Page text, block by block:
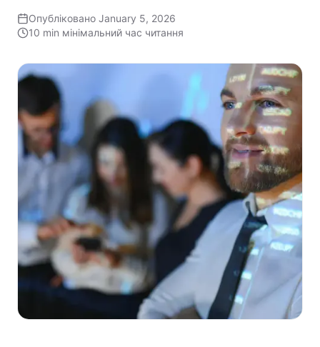
Опубліковано January 5, 2026
10 min мінімальний час читання